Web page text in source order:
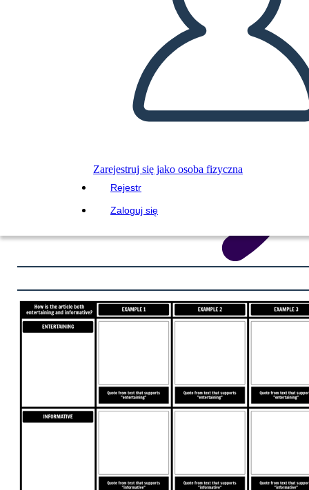
Zarejestruj się jako osoba fizyczna
Rejestr
Zaloguj się